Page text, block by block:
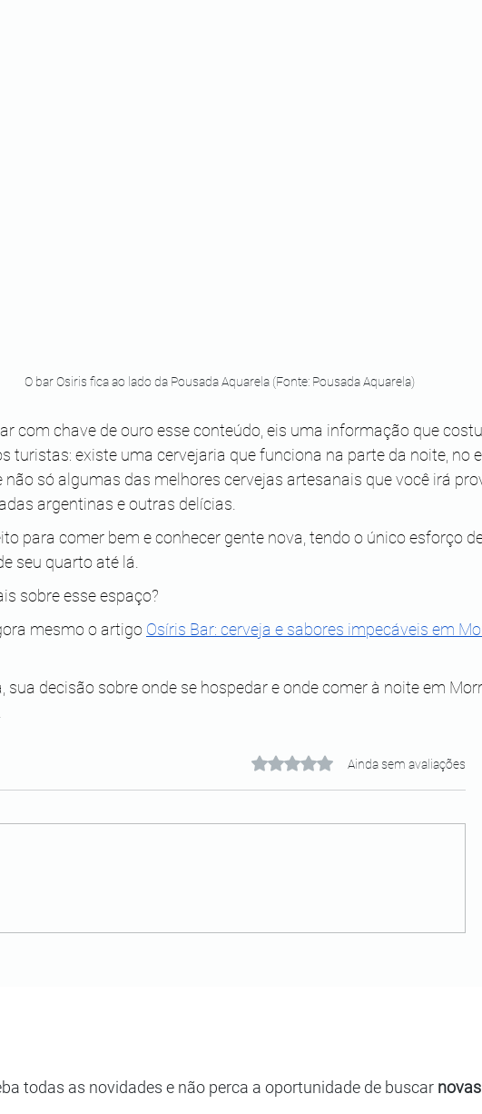
O bar Osiris fica ao lado da Pousada Aquarela (Fonte: Pousada Aquarela)
com chave de ouro esse conteúdo, eis uma informação que
turistas: existe uma cervejaria que funciona na parte da noite, no
não só algumas das melhores cervejas artesanais que você irá
argentinas e outras delícias.
para comer bem e conhecer gente nova, tendo o único esforço
seu quarto até lá.
sobre esse espaço?
mesmo o artigo Osíris Bar: cerveja e sabores impecáveis em
sua decisão sobre onde se hospedar e onde comer à noite em
Avaliado com 0 de 5 estrelas.
Ainda sem avaliações
todas as novidades e não perca a oportunidade de buscar